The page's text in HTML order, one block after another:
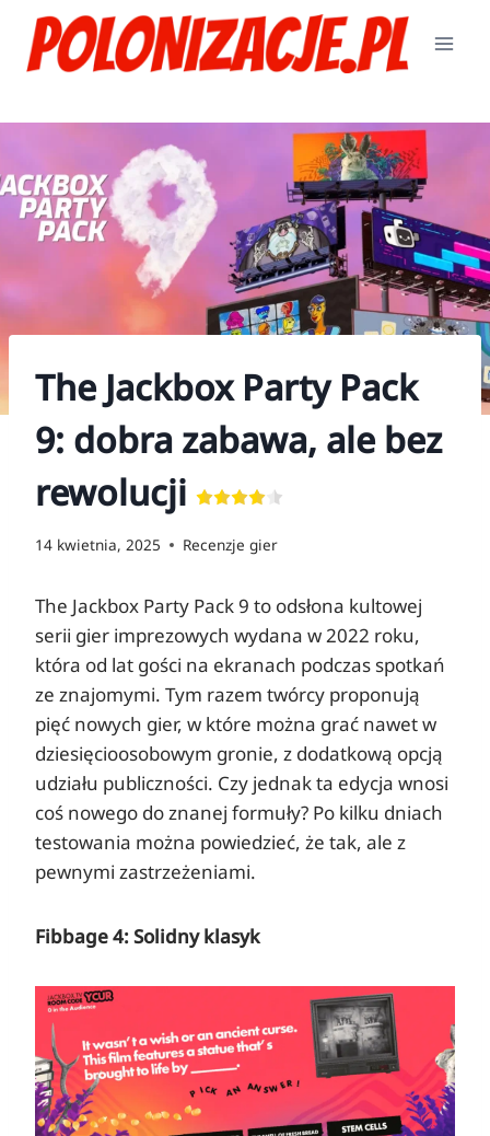
Przejdź
treści
The Jackbox Party Pack
9: dobra zabawa, ale bez
rewolucji
14 kwietnia, 2025 Recenzje gier
The Jackbox Party Pack 9 to odsłona kultowej
serii gier imprezowych wydana w 2022 roku,
która od lat gości na ekranach podczas spotkań
ze znajomymi. Tym razem twórcy proponują
pięć nowych gier, w które można grać nawet w
dziesięcioosobowym gronie, z dodatkową opcją
udziału publiczności. Czy jednak ta edycja wnosi
coś nowego do znanej formuły? Po kilku dniach
testowania można powiedzieć, że tak, ale z
pewnymi zastrzeżeniami.
Fibbage 4: Solidny klasyk